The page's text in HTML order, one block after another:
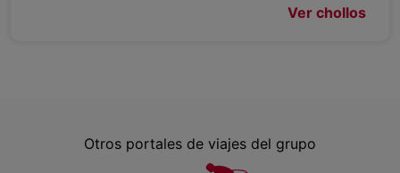
Ver chollos
Otros portales de viajes del grupo